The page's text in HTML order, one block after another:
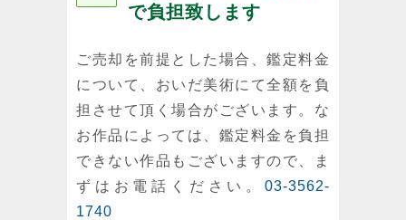
で負担致します
ご売却を前提とした場合、鑑定料金
について、おいだ美術にて全額を負
担させて頂く場合がございます。な
お作品によっては、鑑定料金を負担
できない作品もございますので、ま
ずはお電話ください。 03-3562-
1740